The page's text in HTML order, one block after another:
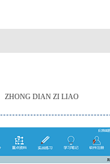
ZHONG DIAN ZI LIAO